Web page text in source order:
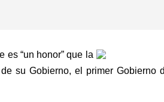
“un honor” que la
su Gobierno, el primer Gobierno